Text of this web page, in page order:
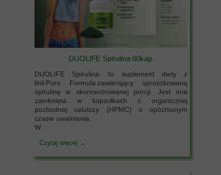
DUOLIFE Spirulina 60kap.
DUOLIFE Spirulina to suplement diety z
linii Pure Formula zawierający sproszkowaną
spirulinę w skoncentrowanej porcji. Jest ona
zamknięta w kapsułkach z organicznej
pochodnej celulozy (HPMC) o opóźnionym
czasie uwalniania.
W...
Czytaj więcej →